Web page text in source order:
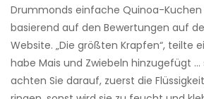
Drummonds einfache Quinoa-Kuchen
basierend auf den Bewertungen auf
Website. „Die größten Krapfen“, teilte
habe Mais und Zwiebeln hinzugefügt
achten Sie darauf, zuerst die